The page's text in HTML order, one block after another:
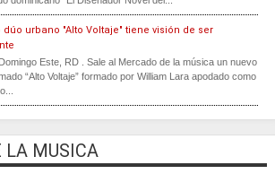
dúo urbano "Alto Voltaje" tiene visión de ser
Este, RD . Sale al Mercado de la música un nuevo
“Alto Voltaje” formado por William Lara apodado como
LA MUSICA